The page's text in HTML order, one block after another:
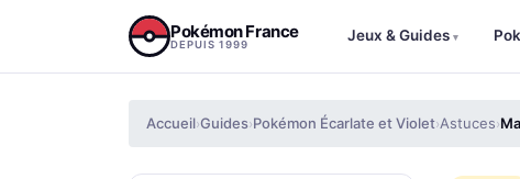
Pokémon France
DEPUIS 1999
Jeux & Guides ▾
Accueil›Guides›Pokémon Écarlate et Violet›Astuces›